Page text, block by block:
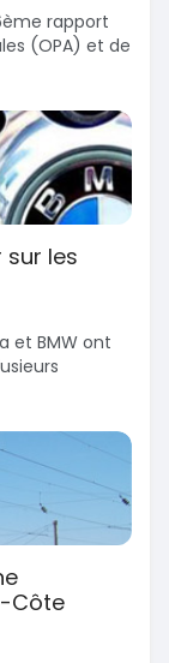
rapport
(OPA) et de
les
et BMW ont
Côte